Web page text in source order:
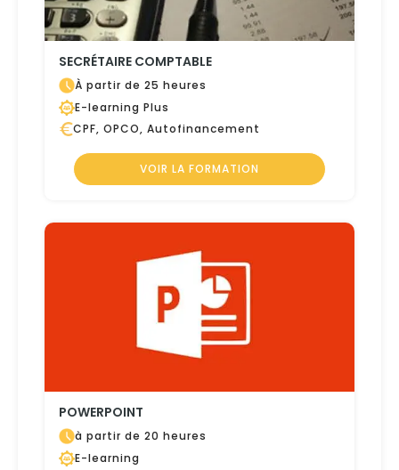
SECRÉTAIRE COMPTABLE
À partir de 25 heures
E-learning Plus
CPF, OPCO, Autofinancement
VOIR LA FORMATION
POWERPOINT
à partir de 20 heures
E-learning